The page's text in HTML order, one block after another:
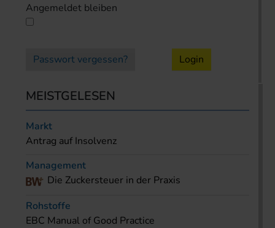
Angemeldet bleiben
Passwort vergessen? Login
MEISTGELESEN
Markt
Antrag auf Insolvenz
Management
Die Zuckersteuer in der Praxis
Rohstoffe
EBC Manual of Good Practice